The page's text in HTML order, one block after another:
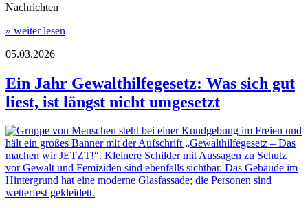
Nachrichten
» weiter lesen
05.03.2026
Ein Jahr Gewalthilfegesetz: Was sich gut
liest, ist längst nicht umgesetzt